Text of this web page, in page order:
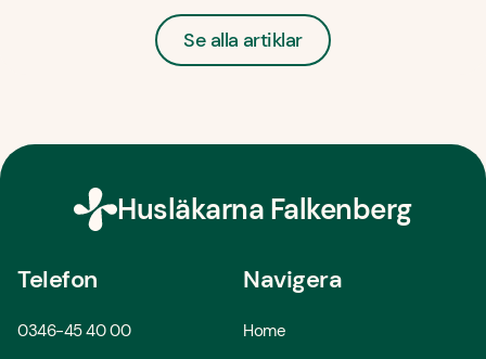
Se alla artiklar
Husläkarna Falkenberg
Telefon
0346-45 40 00
Navigera
Home